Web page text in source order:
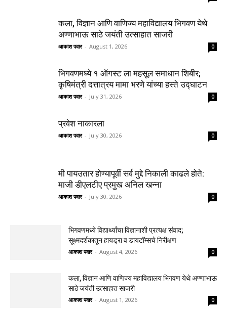
कला, विज्ञान आणि वाणिज्य महाविद्यालय भिगवण येथे
अण्णाभाऊ साठे जयंती उत्साहात साजरी
आकाश पवार - August 1, 2026 0
भिगवणमध्ये १ ऑगस्ट ला महसूल समाधान शिबीर;
कृषिमंत्री दत्तात्रय मामा भरणे यांच्या हस्ते उद्घाटन
आकाश पवार - July 31, 2026 0
प्रवेश नाकारला
आकाश पवार - July 30, 2026 0
मी पायउतार होण्यापूर्वी सर्व मुद्दे निकाली काढले होते:
माजी डीएलटीए प्रमुख अनिल खन्ना
आकाश पवार - July 30, 2026 0
भिगवणमध्ये विद्यार्थ्यांचा विज्ञानाशी प्रत्यक्ष संवाद;
सूक्ष्मदर्शकातून हायड्रा व डायटॉम्सचे निरीक्षण
आकाश पवार - August 4, 2026 0
कला, विज्ञान आणि वाणिज्य महाविद्यालय भिगवण येथे अण्णाभाऊ
साठे जयंती उत्साहात साजरी
आकाश पवार - August 1, 2026 0